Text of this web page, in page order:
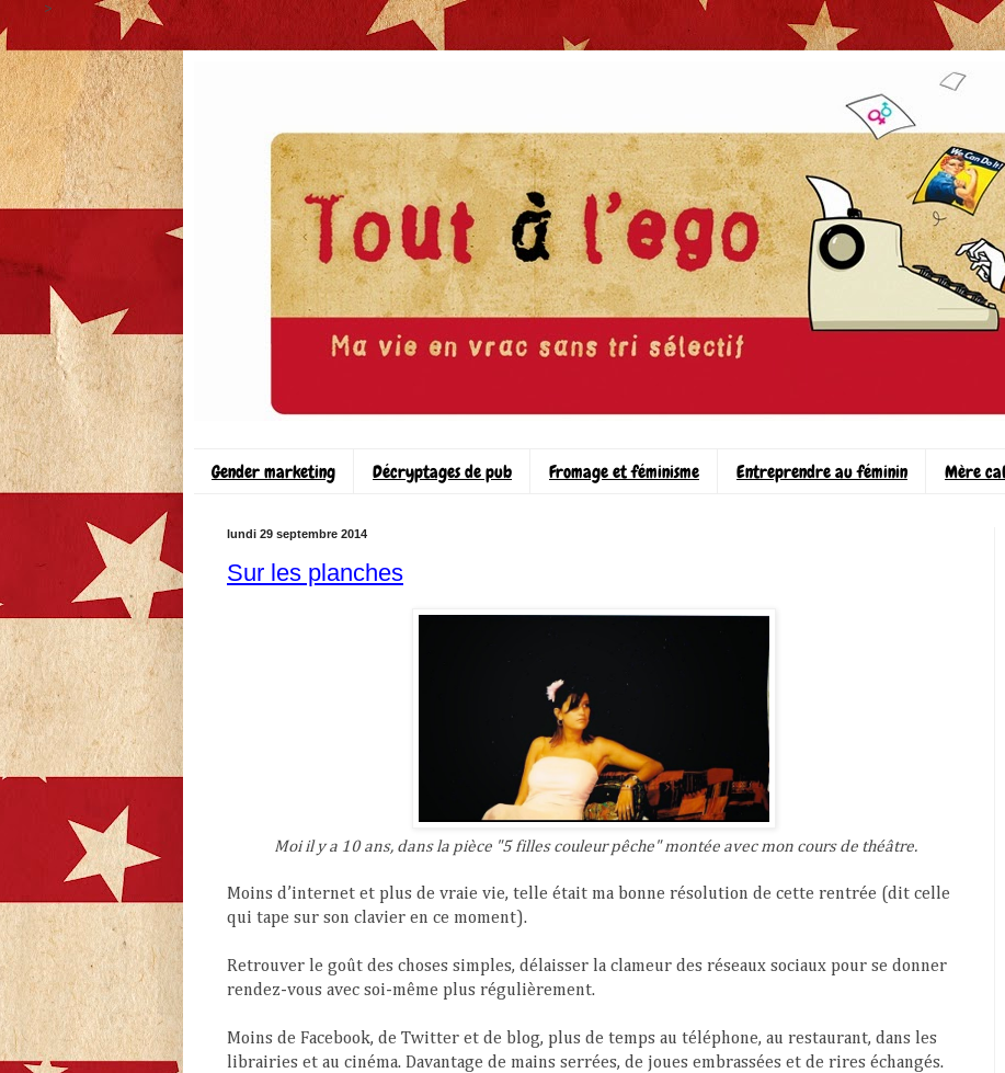
>
Gender marketing Décryptages de pub Fromage et féminisme Entreprendre au féminin Mère
lundi 29 septembre 2014
Sur les planches
Moi il y a 10 ans, dans la pièce "5 filles couleur pêche" montée avec mon cours de théâtre.
Moins d’internet et plus de vraie vie, telle était ma bonne résolution de cette rentrée (dit celle
qui tape sur son clavier en ce moment).
Retrouver le goût des choses simples, délaisser la clameur des réseaux sociaux pour se donner
rendez-vous avec soi-même plus régulièrement.
Moins de Facebook, de Twitter et de blog, plus de temps au téléphone, au restaurant, dans les
librairies et au cinéma. Davantage de mains serrées, de joues embrassées et de rires échangés.